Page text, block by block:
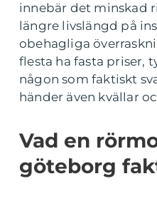
innebär det minskad
längre livslängd på
obehagliga
flesta ha fasta priser,
någon som faktiskt
händer även kvällar
Vad en
göteborg